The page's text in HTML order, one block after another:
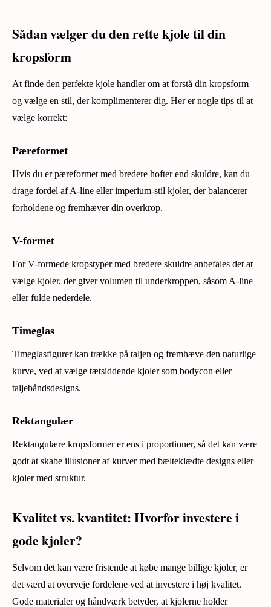
Sådan vælger du den rette kjole til din
kropsform
At finde den perfekte kjole handler om at forstå din kropsform
og vælge en stil, der komplimenterer dig. Her er nogle tips til at
vælge korrekt:
Pæreformet
Hvis du er pæreformet med bredere hofter end skuldre, kan du
drage fordel af A-line eller imperium-stil kjoler, der balancerer
forholdene og fremhæver din overkrop.
V-formet
For V-formede kropstyper med bredere skuldre anbefales det at
vælge kjoler, der giver volumen til underkroppen, såsom A-line
eller fulde nederdele.
Timeglas
Timeglasfigurer kan trække på taljen og fremhæve den naturlige
kurve, ved at vælge tætsiddende kjoler som bodycon eller
taljebåndsdesigns.
Rektangulær
Rektangulære kropsformer er ens i proportioner, så det kan være
godt at skabe illusioner af kurver med bælteklædte designs eller
kjoler med struktur.
Kvalitet vs. kvantitet: Hvorfor investere i
gode kjoler?
Selvom det kan være fristende at købe mange billige kjoler, er
det værd at overveje fordelene ved at investere i høj kvalitet.
Gode materialer og håndværk betyder, at kjolerne holder